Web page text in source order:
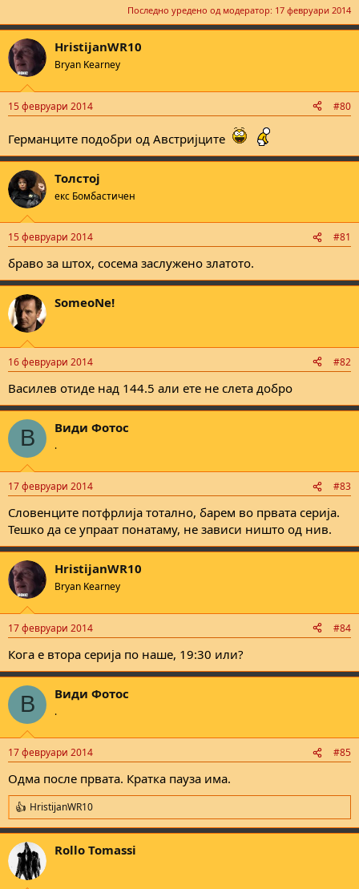
Последно уредено од модератор: 17 февруари 2014
HristijanWR10
Bryan Kearney
15 февруари 2014 #80
Германците подобри од Австријците
Толстој
екс Бомбастичен
15 февруари 2014 #81
браво за штох, сосема заслужено златото.
SomeoNe!
16 февруари 2014 #82
Василев отиде над 144.5 али ете не слета добро
В Види Фотос
.
17 февруари 2014 #83
Словенците потфрлија тотално, барем во првата серија.
Тешко да се упраат понатаму, не зависи ништо од нив.
HristijanWR10
Bryan Kearney
17 февруари 2014 #84
Кога е втора серија по наше, 19:30 или?
В Види Фотос
.
17 февруари 2014 #85
Одма после првата. Кратка пауза има.
R
e
a
c
i
HristijanWR10
Rollo Tomassi